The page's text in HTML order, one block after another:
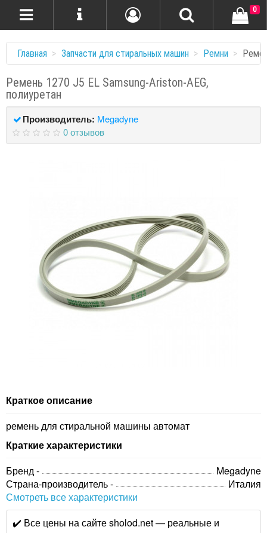
0
Главная Запчасти для стиральных машин Ремни
Ремень 1270 J5 EL Samsung-Ariston-AEG,
полиуретан
Производитель: Megadyne
0 отзывов
Краткое описание
ремень для стиральной машины автомат
Краткие характеристики
Бренд -
Megadyne
Страна-производитель -
Италия
Смотреть все характеристики
✔️ Все цены на сайте sholod.net — реальные и